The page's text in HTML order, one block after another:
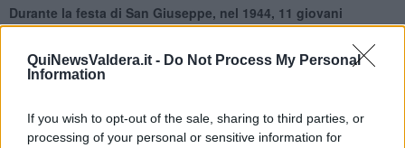
QuiNewsValdera.it - Do Not Process My Personal
Information
If you wish to opt-out of the sale, sharing to third parties, or
processing of your personal or sensitive information for
Durante la festa di San Giuseppe, nel 1944, 11 giovani
pecciolesi furono arrestati dai repubblichini, ma furono difesi